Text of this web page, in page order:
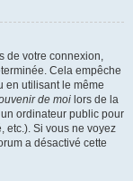
de votre connexion,
Cela empêche
en utilisant le même
de moi lors de la
ordinateur public pour
etc.). Si vous ne voyez
a désactivé cette